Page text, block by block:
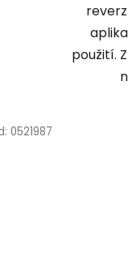
použití.
0521987